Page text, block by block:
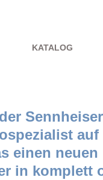
KATALOG
einen
in komplett